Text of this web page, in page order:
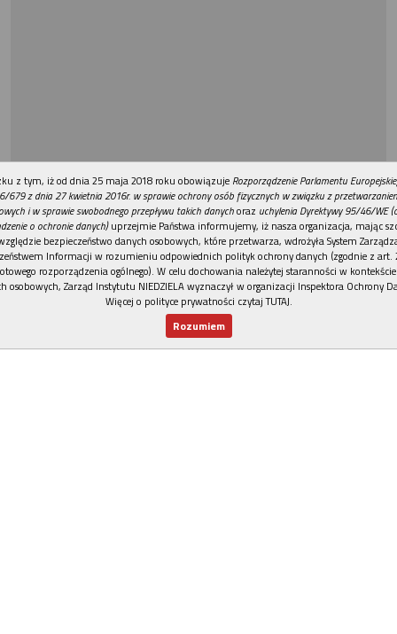
REKLAMA
z tym, iż od dnia 25 maja 2018 roku obowiązuje Rozporządzenie Parlamentu
679 z dnia 27 kwietnia 2016r. w sprawie ochrony osób fizycznych w związku z
i w sprawie swobodnego przepływu takich danychoraz uchylenia Dyrektywy 95/46/WE
o ochronie danych)uprzejmie Państwa informujemy, iż nasza organizacja, mając
bezpieczeństwo danych osobowych, które przetwarza, wdrożyła System
Informacji w rozumieniu odpowiednich polityk ochrony danych (zgodnie z art.
rozporządzenia ogólnego). W celu dochowania należytej staranności w
osobowych, Zarząd Instytutu NIEDZIELA wyznaczył w organizacji Inspektora Ochrony
Więcej o polityce prywatności czytaj TUTAJ.
Rozumiem